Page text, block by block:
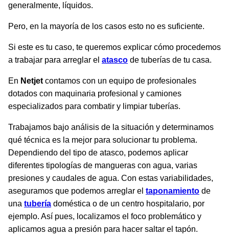
generalmente, líquidos.
Pero, en la mayoría de los casos esto no es suficiente.
Si este es tu caso, te queremos explicar cómo procedemos
a trabajar para arreglar el atasco de tuberías de tu casa.
En Netjet contamos con un equipo de profesionales
dotados con maquinaria profesional y camiones
especializados para combatir y limpiar tuberías.
Trabajamos bajo análisis de la situación y determinamos
qué técnica es la mejor para solucionar tu problema.
Dependiendo del tipo de atasco, podemos aplicar
diferentes tipologías de mangueras con agua, varias
presiones y caudales de agua. Con estas variabilidades,
aseguramos que podemos arreglar el taponamiento de
una tubería doméstica o de un centro hospitalario, por
ejemplo. Así pues, localizamos el foco problemático y
aplicamos agua a presión para hacer saltar el tapón.